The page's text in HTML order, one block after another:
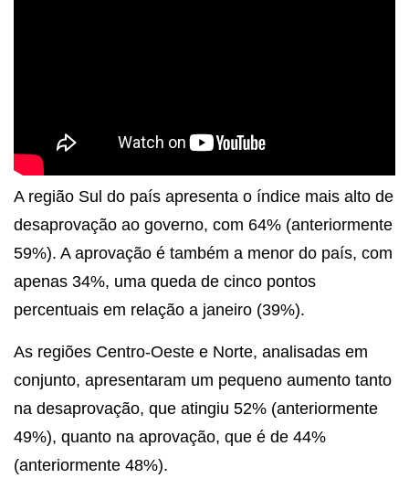
A região Sul do país apresenta o índice mais alto de
desaprovação ao governo, com 64% (anteriormente
59%). A aprovação é também a menor do país, com
apenas 34%, uma queda de cinco pontos
percentuais em relação a janeiro (39%).
As regiões Centro-Oeste e Norte, analisadas em
conjunto, apresentaram um pequeno aumento tanto
na desaprovação, que atingiu 52% (anteriormente
49%), quanto na aprovação, que é de 44%
(anteriormente 48%).